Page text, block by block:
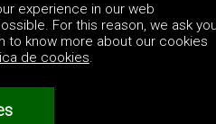
experience in our web
For this reason, we ask
to know more about our cookies
de cookies.